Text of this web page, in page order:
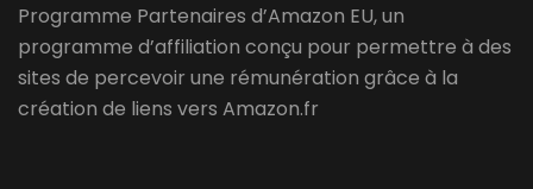
Programme Partenaires d’Amazon EU, un
programme d’affiliation conçu pour permettre à des
sites de percevoir une rémunération grâce à la
création de liens vers Amazon.fr